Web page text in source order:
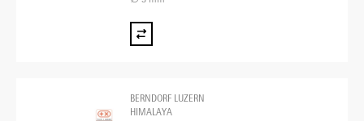
BERNDORF LUZERN
HIMALAYA